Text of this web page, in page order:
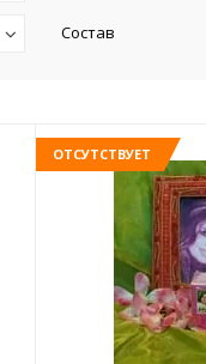
Состав
ОТСУТСТВУЕТ